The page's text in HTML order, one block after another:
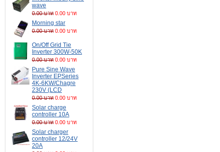
wave
0.00 บาท 0.00 บาท
Morning star
0.00 บาท 0.00 บาท
On/Off Grid Tie
Inverter 300W-50K
0.00 บาท 0.00 บาท
Pure Sine Wave
Inverter EPSeries
4K-6KW/Chagre
230V (LCD
0.00 บาท 0.00 บาท
Solar charge
controller 10A
0.00 บาท 0.00 บาท
Solar charger
controller 12/24V
20A